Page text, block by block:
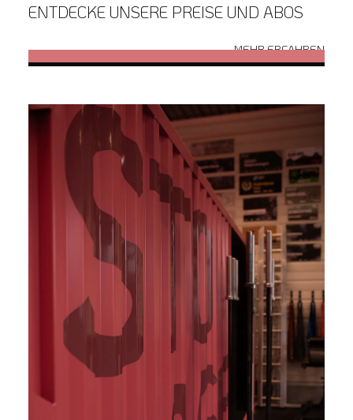
ENTDECKE UNSERE PREISE UND ABOS
MEHR ERFAHREN